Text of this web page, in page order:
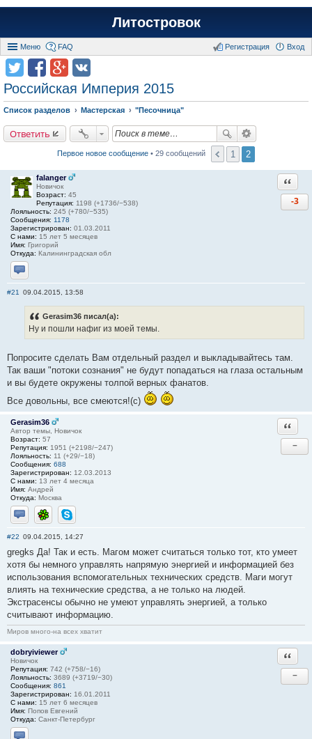
Литостровок
Меню FAQ Вход
Регистрация
Российская Империя 2015
Список разделов Мастерская "Песочница"
Ответить
Первое новое сообщение • 29 сообщений 1 2
falanger
Новичок
Возраст: 45
Репутация: 1198 (+1736/−538)
Лояльность: 245 (+780/−535)
Сообщения: 1178
Зарегистрирован: 01.03.2011
С нами: 15 лет 5 месяцев
Имя: Григорий
Откуда: Калининградская обл
Отправить личное сообщение
-3
#21 09.04.2015, 13:58
Gerasim36 писал(а):
Ну и пошли нафиг из моей темы.
Попросите сделать Вам отдельный раздел и выкладывайтесь там.
Так ваши "потоки сознания" не будут попадаться на глаза остальным
и вы будете окружены толпой верных фанатов.
Все довольны, все смеются!(с)
Gerasim36
Автор темы, Новичок
Возраст: 57
Репутация: 1951 (+2198/−247)
Лояльность: 11 (+29/−18)
Сообщения: 688
Зарегистрирован: 12.03.2013
С нами: 13 лет 4 месяца
Имя: Андрей
Откуда: Москва
Отправить личное сообщение
ICQ Skype
−
#22 09.04.2015, 14:27
gregks Да! Так и есть. Магом может считаться только тот, кто умеет
хотя бы немного управлять напрямую энергией и информацией без
использования вспомогательных технических средств. Маги могут
влиять на технические средства, а не только на людей.
Экстрасенсы обычно не умеют управлять энергией, а только
считывают информацию.
Миров много-на всех хватит
dobryiviewer
Новичок
Репутация: 742 (+758/−16)
Лояльность: 3689 (+3719/−30)
Сообщения: 861
Зарегистрирован: 16.01.2011
С нами: 15 лет 6 месяцев
Имя: Попов Евгений
Откуда: Санкт-Петербург
−